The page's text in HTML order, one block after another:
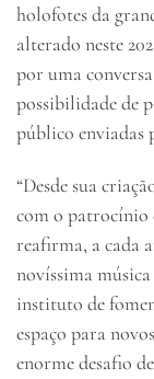
holofotes da
alterado neste
por uma
possibilidade de
público enviadas
“Desde sua
com o patrocínio
reafirma, a cada
novíssima
instituto de
espaço para
enorme desafio